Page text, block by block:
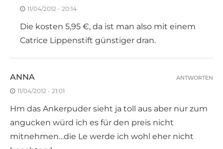
11/04/2012 - 20:14
Die kosten 5,95 €, da ist man also mit einem
Catrice Lippenstift günstiger dran.
ANNA
11/04/2012 - 21:01
Hm das Ankerpuder sieht ja toll aus aber nur zum
angucken würd ich es für den preis nicht
mitnehmen…die Le werde ich wohl eher nicht
ANTWORTEN